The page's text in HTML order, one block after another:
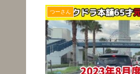
つーさん